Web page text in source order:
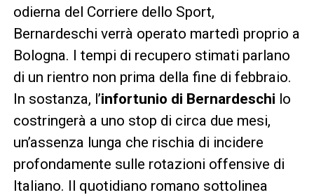
odierna del Corriere dello Sport,
Bernardeschi verrà operato martedì proprio a
Bologna. I tempi di recupero stimati parlano
di un rientro non prima della fine di febbraio.
In sostanza, l’infortunio di Bernardeschi lo
costringerà a uno stop di circa due mesi,
un’assenza lunga che rischia di incidere
profondamente sulle rotazioni offensive di
Italiano. Il quotidiano romano sottolinea